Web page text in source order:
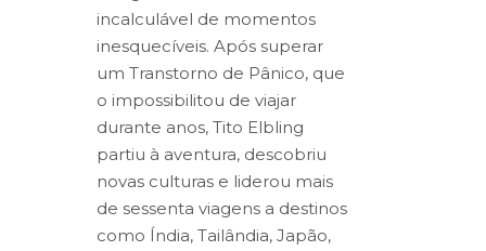
incalculável de momentos
inesquecíveis. Após superar
um Transtorno de Pânico, que
o impossibilitou de viajar
durante anos, Tito Elbling
partiu à aventura, descobriu
novas culturas e liderou mais
de sessenta viagens a destinos
como Índia, Tailândia, Japão,